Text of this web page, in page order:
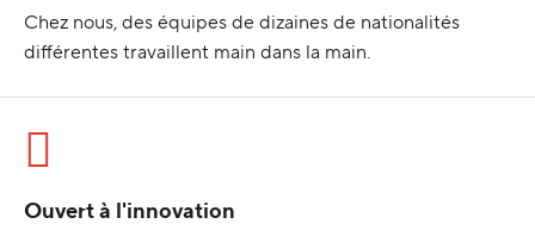
Chez nous, des équipes de dizaines de nationalités
différentes travaillent main dans la main.
Ouvert à l'innovation